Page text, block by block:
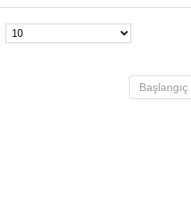
Başlangıç